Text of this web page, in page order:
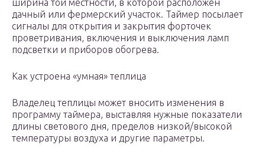
ширина той местности, в которой расположен
дачный или фермерский участок. Таймер посылает
сигналы для открытия и закрытия форточек
проветривания, включения и выключения ламп
подсветки и приборов обогрева.
Как устроена «умная» теплица
Владелец теплицы может вносить изменения в
программу таймера, выставляя нужные показатели
длины светового дня, пределов низкой/высокой
температуры воздуха и другие параметры.